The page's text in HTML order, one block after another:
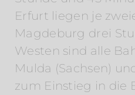
Erfurt liegen je
Magdeburg drei
Westen sind alle
Mulda (Sachsen)
zum Einstieg in die